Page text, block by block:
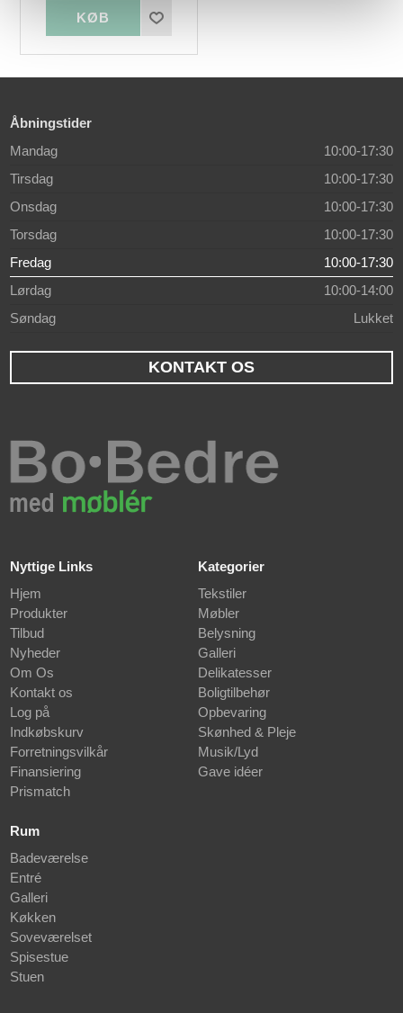
Åbningstider
Mandag
10:00-17:30
Tirsdag
10:00-17:30
Onsdag
10:00-17:30
Torsdag
10:00-17:30
Fredag
10:00-17:30
Lørdag
10:00-14:00
Søndag
Lukket
KONTAKT OS
Nyttige Links
Hjem
Produkter
Tilbud
Nyheder
Om Os
Kontakt os
Log på
Indkøbskurv
Forretningsvilkår
Finansiering
Prismatch
Kategorier
Tekstiler
Møbler
Belysning
Galleri
Delikatesser
Boligtilbehør
Opbevaring
Skønhed & Pleje
Musik/Lyd
Gave idéer
Rum
Badeværelse
Entré
Galleri
Køkken
Soveværelset
Spisestue
Stuen